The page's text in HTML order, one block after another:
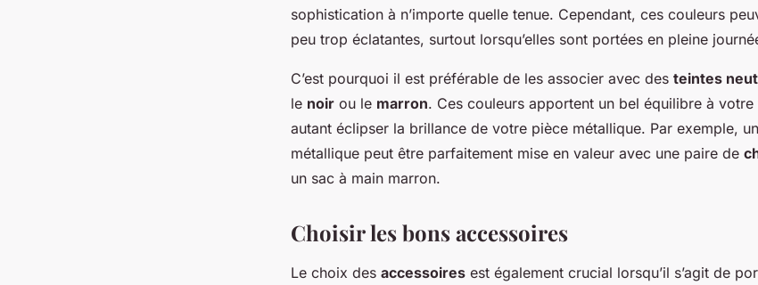
sophistication à n’importe quelle tenue. Cependant, ces couleurs
peu trop éclatantes, surtout lorsqu’elles sont portées en pleine
C’est pourquoi il est préférable de les associer avec des teintes
le noir ou le marron. Ces couleurs apportent un bel équilibre à votre
autant éclipser la brillance de votre pièce métallique. Par exemple,
métallique peut être parfaitement mise en valeur avec une paire de
un sac à main marron.
Choisir les bons accessoires
Le choix des accessoires est également crucial lorsqu’il s’agit de